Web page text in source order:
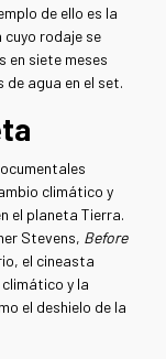
de ello es la
cuyo rodaje se
en siete meses
agua en el set.
climático y
el planeta Tierra.
Stevens, Before
el cineasta
y la
el deshielo de la